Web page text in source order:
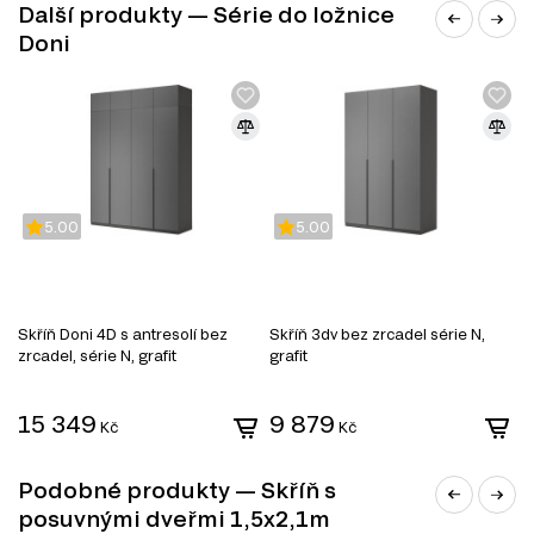
Tato skříň je součástí modulového systému série do
ložnice Doni, která se skládá z 36 různých produktů. V
kategoriích:
Šatní skříně
Další produkty — Série do ložnice
Doni
5.00
Skříň Doni 4D s antresolí bez
zrcadel, série N, grafit
15 349 Kč
5.00
Skříň 3dv bez zrcadel série N,
grafit
9 879 Kč
Podobné produkty — Skříň s
posuvnými dveřmi 1,5x2,1m